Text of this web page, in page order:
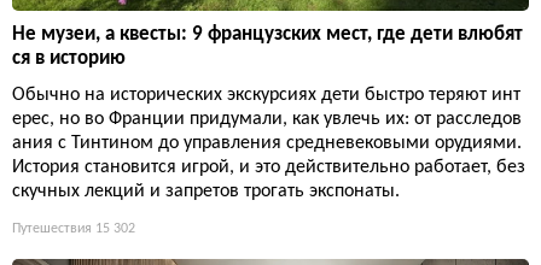
Не музеи, а квесты: 9 французских мест, где дети влюбят
ся в историю
Обычно на исторических экскурсиях дети быстро теряют инт
ерес, но во Франции придумали, как увлечь их: от расследов
ания с Тинтином до управления средневековыми орудиями.
История становится игрой, и это действительно работает, без
скучных лекций и запретов трогать экспонаты.
Путешествия 15 302